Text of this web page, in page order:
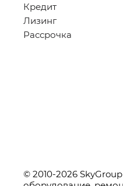
Кредит
Лизинг
Рассрочка
© 2010-2026